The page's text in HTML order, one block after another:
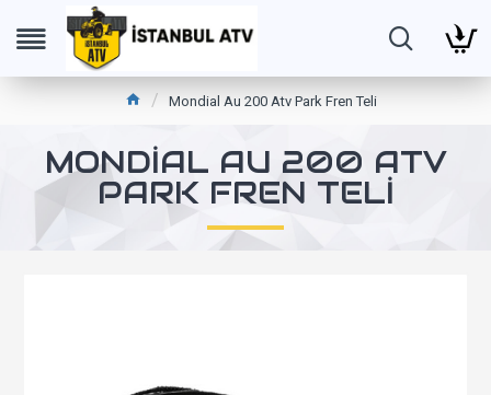
Mondial Au 200 Atv Park Fren Teli
MONDIAL AU 200 ATV
PARK FREN TELI